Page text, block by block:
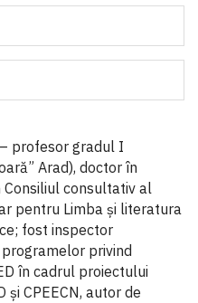
profesor gradul I
Arad), doctor în
consultativ al
pentru Limba și literatura
fost inspector
privind
în cadrul proiectului
și CPEECN, autor de